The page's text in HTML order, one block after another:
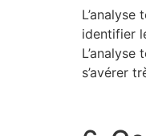
identifier
s’avérer